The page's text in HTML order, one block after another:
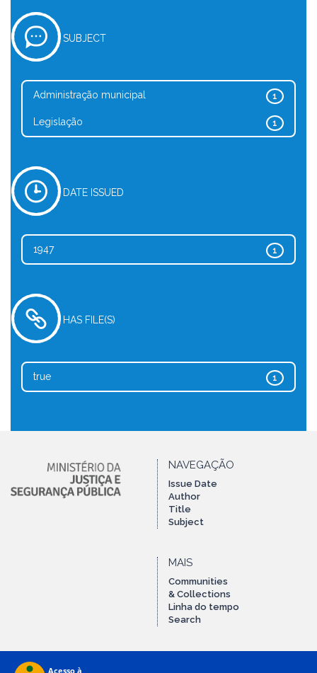
SUBJECT
1
Administração municipal
1
Legislação
DATE ISSUED
1
1947
HAS FILE(S)
1
true
NAVEGAÇÃO
Issue Date
Author
Title
Subject
MAIS
Communities
& Collections
Linha do tempo
Search